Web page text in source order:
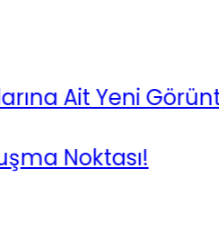
Ait Yeni
Noktası!